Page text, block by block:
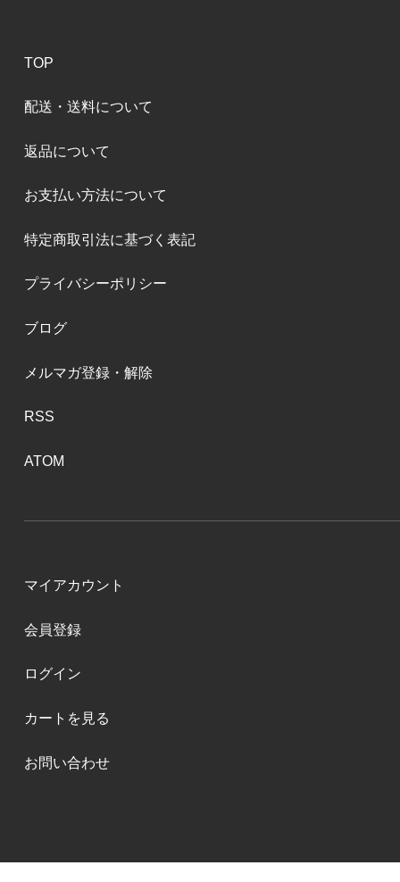
TOP
配送・送料について
返品について
お支払い方法について
特定商取引法に基づく表記
プライバシーポリシー
ブログ
メルマガ登録・解除
RSS
ATOM
マイアカウント
会員登録
ログイン
カートを見る
お問い合わせ